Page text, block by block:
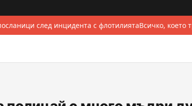
след инцидента с флотилиятаВсичко, което